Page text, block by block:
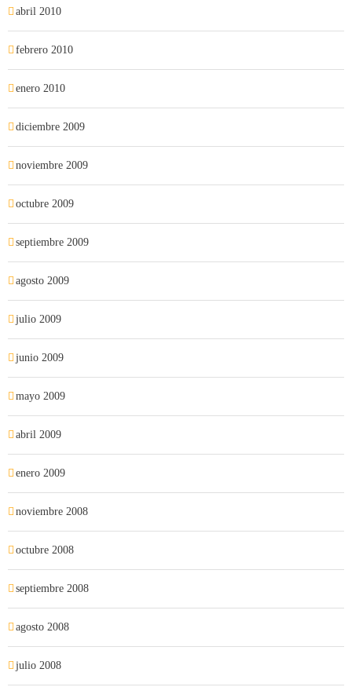
abril 2010
febrero 2010
enero 2010
diciembre 2009
noviembre 2009
octubre 2009
septiembre 2009
agosto 2009
julio 2009
junio 2009
mayo 2009
abril 2009
enero 2009
noviembre 2008
octubre 2008
septiembre 2008
agosto 2008
julio 2008